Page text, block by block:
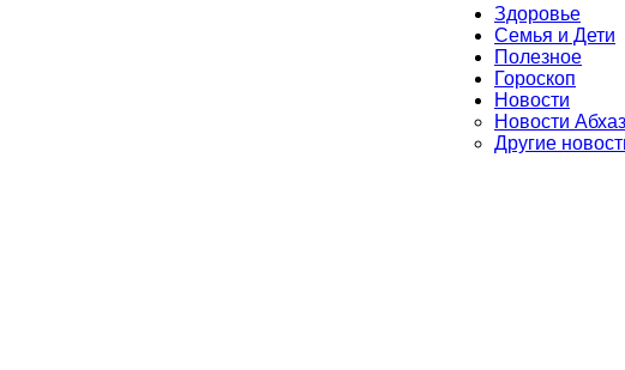
Здоровье
Семья и Дети
Полезное
Гороскоп
Новости
Новости
Другие